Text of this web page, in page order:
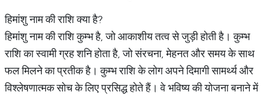
हिमांशु नाम की राशि क्या है?
हिमांशु नाम की राशि कुम्भ है, जो आकाशीय तत्व से जुड़ी होती है। कुम्भ
राशि का स्वामी ग्रह शनि होता है, जो संरचना, मेहनत और समय के साथ
फल मिलने का प्रतीक है। कुम्भ राशि के लोग अपने दिमागी सामर्थ्य और
विश्लेषणात्मक सोच के लिए प्रसिद्ध होते हैं। वे भविष्य की योजना बनाने में